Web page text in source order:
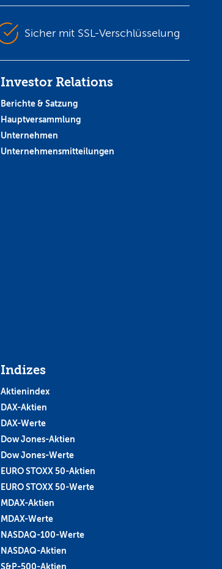
Sicher mit SSL-Verschlüsselung
Investor Relations
Berichte & Satzung
Hauptversammlung
Unternehmen
Unternehmensmitteilungen
Indizes
Aktienindex
DAX-Aktien
DAX-Werte
Dow Jones-Aktien
Dow Jones-Werte
EURO STOXX 50-Aktien
EURO STOXX 50-Werte
MDAX-Aktien
MDAX-Werte
NASDAQ-100-Werte
NASDAQ-Aktien
S&P-500-Aktien